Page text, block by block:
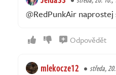
@RedPunkAir naprostej
Odpovědět
mlekocze12 středa,